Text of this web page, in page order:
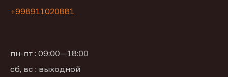
+998911020881
пн-пт : 09:00—18:00
сб, вс : выходной